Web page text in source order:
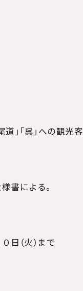
」「呉」への観光
書による。
日（火）まで